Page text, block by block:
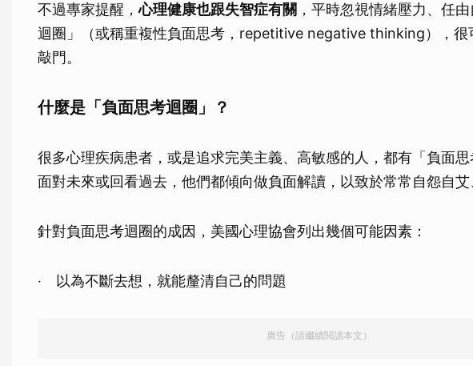
不過專家提醒，心理健康也跟失智症有關 ，平時忽視情緒壓力、任
迴圈」（或稱重複性負面思考，repetitive negative thinking），很
敲門。
什麼是「負面思考迴圈」？
很多心理疾病患者，或是追求完美主義、高敏感的人，都有「負面
面對未來或回看過去，他們都傾向做負面解讀，以致於常常自怨自艾
針對負面思考迴圈的成因，美國心理協會列出幾個可能因素：
‧ 以為不斷去想，就能釐清自己的問題
廣告（請繼續閱讀本文）